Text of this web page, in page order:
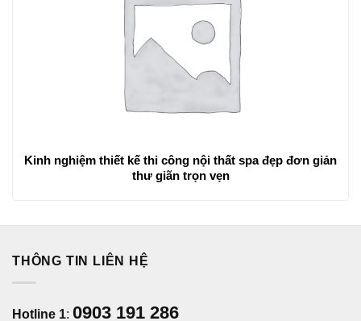
Kinh nghiệm thiết kế thi công nội thất spa đẹp đơn giản
thư giãn trọn vẹn
THÔNG TIN LIÊN HỆ
Hotline 1: 0903 191 286